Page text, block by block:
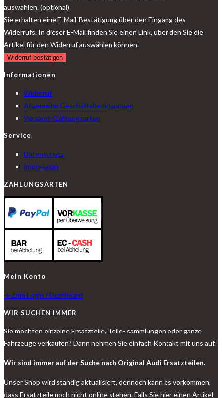
auswählen.(optional)
Sie erhalten eine E-Mail-Bestätigung über den Eingang des
Widerrufs. In dieser E-Mail finden Sie einen Link, über den Sie die
Artikel für den Widerruf auswählen können.
Widerruf bestätigen
Informationen
Widerruf
Allgemeine Geschäftsbedingungen
Versand-/Zahlungsarten
Service
Datenschutz
Impressum
ZAHLUNGSARTEN
Mein Konto
➔ Zum Login / Dashboard
WIR SUCHEN IMMER
Sie möchten einzelne Ersatzteile, Teile- sammlungen oder ganze
Fahrzeuge verkaufen? Dann nehmen Sie einfach Kontakt mit uns auf.
Wir sind immer auf der Suche nach Original Audi Ersatzteilen.
Unser Shop wird ständig aktualisiert, dennoch kann es vorkommen,
dass Ersatzteile noch nicht online stehen. Falls Sie hier einen Artikel